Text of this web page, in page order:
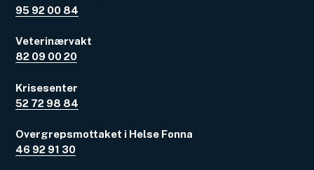
95 92 00 84
Veterinærvakt
82 09 00 20
Krisesenter
52 72 98 84
Overgrepsmottaket i Helse Fonna
46 92 91 30